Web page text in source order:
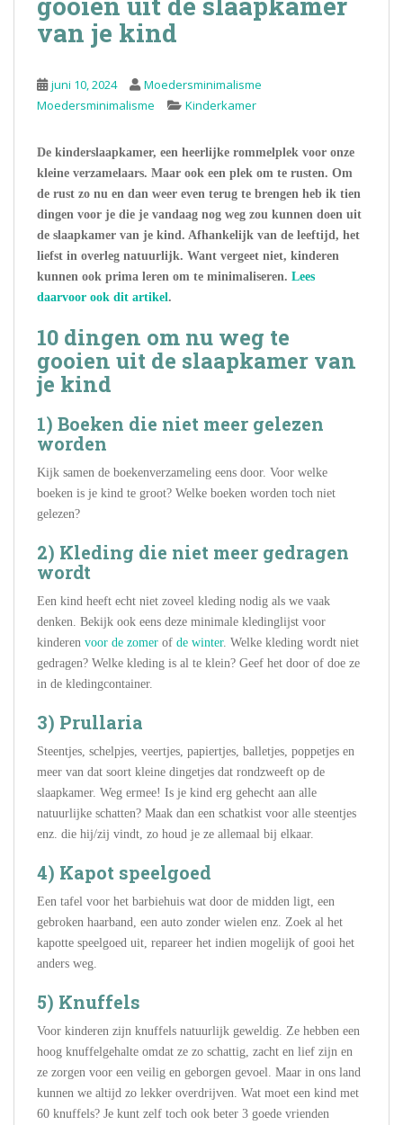
van je kind
juni 10, 2024
Moedersminimalisme
Moedersminimalisme
Kinderkamer
De kinderslaapkamer, een heerlijke rommelplek voor onze
kleine verzamelaars. Maar ook een plek om te rusten. Om
de rust zo nu en dan weer even terug te brengen heb ik tien
dingen voor je die je vandaag nog weg zou kunnen doen uit
de slaapkamer van je kind. Afhankelijk van de leeftijd, het
liefst in overleg natuurlijk. Want vergeet niet, kinderen
kunnen ook prima leren om te minimaliseren. Lees
daarvoor ook dit artikel.
10 dingen om nu weg te
gooien uit de slaapkamer van
je kind
1) Boeken die niet meer gelezen
worden
Kijk samen de boekenverzameling eens door. Voor welke
boeken is je kind te groot? Welke boeken worden toch niet
gelezen?
2) Kleding die niet meer gedragen
wordt
Een kind heeft echt niet zoveel kleding nodig als we vaak
denken. Bekijk ook eens deze minimale kledinglijst voor
kinderen voor de zomer of de winter. Welke kleding wordt niet
gedragen? Welke kleding is al te klein? Geef het door of doe ze
in de kledingcontainer.
3) Prullaria
Steentjes, schelpjes, veertjes, papiertjes, balletjes, poppetjes en
meer van dat soort kleine dingetjes dat rondzweeft op de
slaapkamer. Weg ermee! Is je kind erg gehecht aan alle
natuurlijke schatten? Maak dan een schatkist voor alle steentjes
enz. die hij/zij vindt, zo houd je ze allemaal bij elkaar.
4) Kapot speelgoed
Een tafel voor het barbiehuis wat door de midden ligt, een
gebroken haarband, een auto zonder wielen enz. Zoek al het
kapotte speelgoed uit, repareer het indien mogelijk of gooi het
anders weg.
5) Knuffels
Voor kinderen zijn knuffels natuurlijk geweldig. Ze hebben een
hoog knuffelgehalte omdat ze zo schattig, zacht en lief zijn en
ze zorgen voor een veilig en geborgen gevoel. Maar in ons land
kunnen we altijd zo lekker overdrijven. Wat moet een kind met
60 knuffels? Je kunt zelf toch ook beter 3 goede vrienden